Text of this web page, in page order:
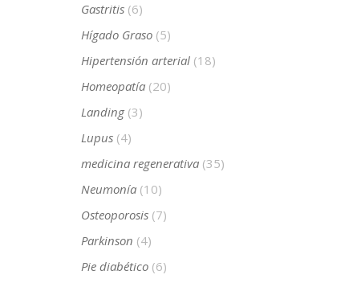
Gastritis(6)
Hígado Graso(5)
Hipertensión arterial(18)
Homeopatía(20)
Landing(3)
Lupus(4)
medicina regenerativa(35)
Neumonía(10)
Osteoporosis(7)
Parkinson (4)
Pie diabético(6)